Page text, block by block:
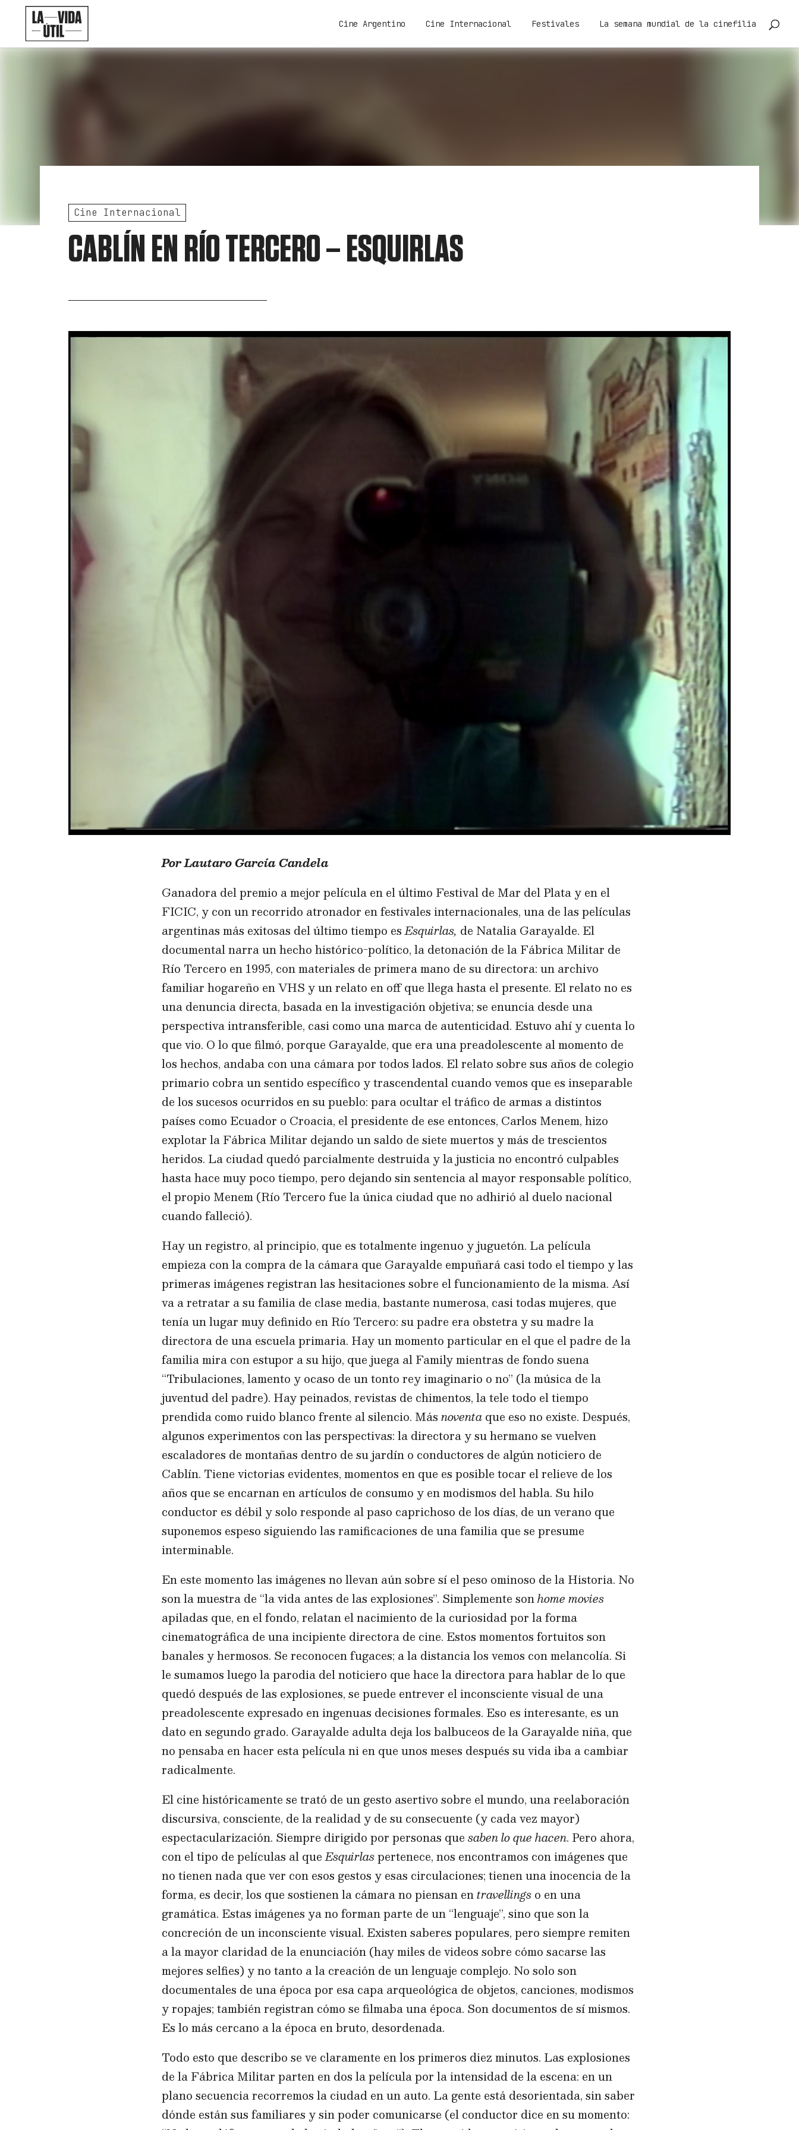
Cine Argentino Cine Internacional Festivales La semana mundial de la cinefilia
Cine Internacional
CABLÍN EN RÍO TERCERO – ESQUIRLAS
Por Lautaro García Candela
Ganadora del premio a mejor película en el último Festival de Mar del Plata y en el
FICIC, y con un recorrido atronador en festivales internacionales, una de las películas
argentinas más exitosas del último tiempo esEsquirlas, de Natalia Garayalde. El
documental narra un hecho histórico-político, la detonación de la Fábrica Militar de
Río Tercero en 1995, con materiales de primera mano de su directora: un archivo
familiar hogareño en VHS y un relato en off que llega hasta el presente. El relato no es
una denuncia directa, basada en la investigación objetiva; se enuncia desde una
perspectiva intransferible, casi como una marca de autenticidad. Estuvo ahí y cuenta lo
que vio. O lo que filmó, porque Garayalde, que era una preadolescente al momento de
los hechos, andaba con una cámara por todos lados. El relato sobre sus años de colegio
primario cobra un sentido específico y trascendental cuando vemos que es inseparable
de los sucesos ocurridos en su pueblo: para ocultar el tráfico de armas a distintos
países como Ecuador o Croacia, el presidente de ese entonces, Carlos Menem, hizo
explotar la Fábrica Militar dejando un saldo de siete muertos y más de trescientos
heridos. La ciudad quedó parcialmente destruida y la justicia no encontró culpables
hasta hace muy poco tiempo, pero dejando sin sentencia al mayor responsable político,
el propio Menem (Río Tercero fue la única ciudad que no adhirió al duelo nacional
cuando falleció).
Hay un registro, al principio, que es totalmente ingenuo y juguetón. La película
empieza con la compra de la cámara que Garayalde empuñará casi todo el tiempo y las
primeras imágenes registran las hesitaciones sobre el funcionamiento de la misma. Así
va a retratar a su familia de clase media, bastante numerosa, casi todas mujeres, que
tenía un lugar muy definido en Río Tercero: su padre era obstetra y su madre la
directora de una escuela primaria. Hay un momento particular en el que el padre de la
familia mira con estupor a su hijo, que juega al Family mientras de fondo suena
“Tribulaciones, lamento y ocaso de un tonto rey imaginario o no” (la música de la
juventud del padre). Hay peinados, revistas de chimentos, la tele todo el tiempo
prendida como ruido blanco frente al silencio. Másnoventaque eso no existe. Después,
algunos experimentos con las perspectivas: la directora y su hermano se vuelven
escaladores de montañas dentro de su jardín o conductores de algún noticiero de
Cablín. Tiene victorias evidentes, momentos en que es posible tocar el relieve de los
años que se encarnan en artículos de consumo y en modismos del habla. Su hilo
conductor es débil y solo responde al paso caprichoso de los días, de un verano que
suponemos espeso siguiendo las ramificaciones de una familia que se presume
interminable.
En este momento las imágenes no llevan aún sobre sí el peso ominoso de la Historia. No
son la muestra de “la vida antes de las explosiones”. Simplemente sonhome movies
apiladas que, en el fondo, relatan el nacimiento de la curiosidad por la forma
cinematográfica de una incipiente directora de cine. Estos momentos fortuitos son
banales y hermosos. Se reconocen fugaces; a la distancia los vemos con melancolía. Si
le sumamos luego la parodia del noticiero que hace la directora para hablar de lo que
quedó después de las explosiones, se puede entrever el inconsciente visual de una
preadolescente expresado en ingenuas decisiones formales. Eso es interesante, es un
dato en segundo grado. Garayalde adulta deja los balbuceos de la Garayalde niña, que
no pensaba en hacer esta película ni en que unos meses después su vida iba a cambiar
radicalmente.
El cine históricamente se trató de un gesto asertivo sobre el mundo, una reelaboración
discursiva, consciente, de la realidad y de su consecuente (y cada vez mayor)
espectacularización. Siempre dirigido por personas quesaben lo que hacen. Pero ahora,
con el tipo de películas al queEsquirlaspertenece, nos encontramos con imágenes que
no tienen nada que ver con esos gestos y esas circulaciones; tienen una inocencia de la
forma, es decir, los que sostienen la cámara no piensan entravellingso en una
gramática. Estas imágenes ya no forman parte de un “lenguaje”, sino que son la
concreción de un inconsciente visual. Existen saberes populares, pero siempre remiten
a la mayor claridad de la enunciación (hay miles de videos sobre cómo sacarse las
mejores selfies) y no tanto a la creación de un lenguaje complejo. No solo son
documentales de una época por esa capa arqueológica de objetos, canciones, modismos
y ropajes; también registran cómo se filmaba una época. Son documentos de sí mismos.
Es lo más cercano a la época en bruto, desordenada.
Todo esto que describo se ve claramente en los primeros diez minutos. Las explosiones
de la Fábrica Militar parten en dos la película por la intensidad de la escena: en un
plano secuencia recorremos la ciudad en un auto. La gente está desorientada, sin saber
dónde están sus familiares y sin poder comunicarse (el conductor dice en su momento: